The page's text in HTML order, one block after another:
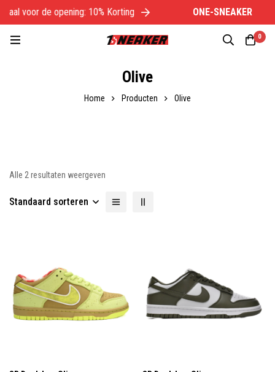
voor de opening: 10% Korting ONE-SNEAKER
0
Olive
Home Producten Olive
Alle 2 resultaten weergeven
Standaard sorteren